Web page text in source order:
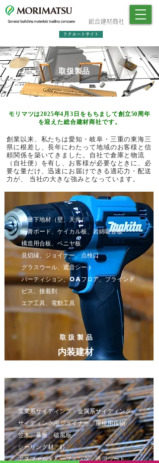
総合建材商社
リクルートサイト
取扱製品
モリマツは2025年4月3日をもちまして創立50周年
を迎えた総合建材商社です。
創業以来、私たちは愛知・岐阜・三重の東海三
県に根差し、長年にわたって地域のお客様と信
頼関係を築いてきました。自社で倉庫と物流
（自社便）を有し、お客様が必要なときに、必
要な量だけ、迅速にお届けできる適応力・配送
力が、 当社の大きな強みとなっています。
取扱製品
内装建材
軽量下地材（壁、天井）
石膏ボード、ケイカル板、岩綿吸音板
構造用合板、ベニヤ板
見切縁、ジョイナー、点検口
グラスウール、遮音シート
パーティション、ＯＡフロア、ブラインド
ビス、接着剤
エア工具、電動工具
窯業系サイディング・金属系サイディング
サイディング用ジョイナー、屋根用役物
笠木、幕板、破風板
シーリング材、釘
アスファルトルーフィング、透湿シート